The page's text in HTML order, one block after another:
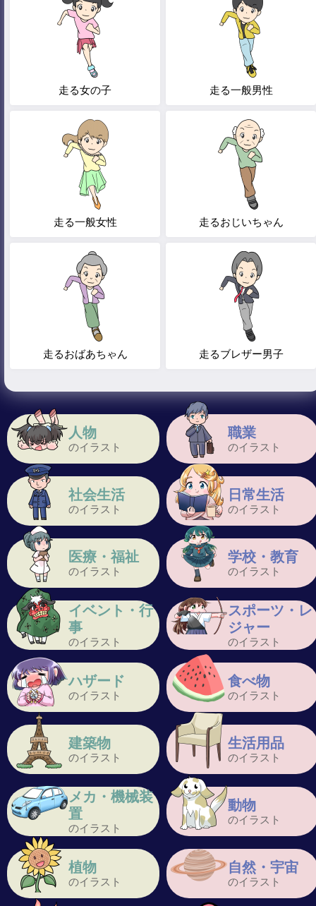
人物
のイラスト
職業
のイラスト
社会生活
のイラスト
日常生活
のイラスト
医療・福祉
のイラスト
学校・教育
のイラスト
イベント・行
事
のイラスト
スポーツ・レ
ジャー
のイラスト
ハザード
のイラスト
食べ物
のイラスト
建築物
のイラスト
生活用品
のイラスト
メカ・機械装
置
のイラスト
動物
のイラスト
植物
のイラスト
自然・宇宙
のイラスト
走る女の子 走る一般男性
走る一般女性 走るおじいちゃん
走るおばあちゃん 走るブレザー男子